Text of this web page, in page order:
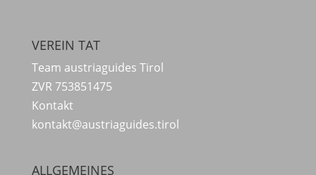
VEREIN TAT
Team austriaguides Tirol
ZVR 753851475
Kontakt
kontakt@austriaguides.tirol
ALLGEMEINES